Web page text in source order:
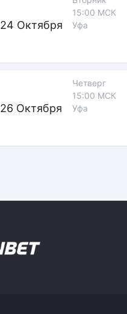
24 Октября
15:00 МСК
Уфа
26 Октября
Четверг
15:00 МСК
Уфа